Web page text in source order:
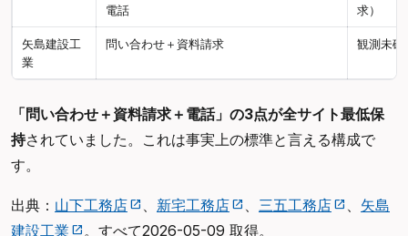
電話
求）
矢島建設工
業
問い合わせ＋資料請求 観測未確
「問い合わせ＋資料請求＋電話」の3点が全サイト最低保
持されていました。これは事実上の標準と言える構成で
す。
出典： 山下工務店 新宅工務店 三五工務店
矢島
建設工業
。すべて2026-05-09 取得。